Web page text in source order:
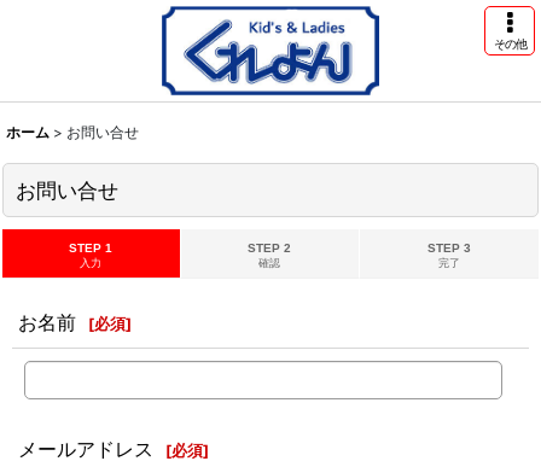
その他
ホーム > お問い合せ
お問い合せ
STEP 1
入力
STEP 2
確認
STEP 3
完了
お名前 [必須]
メールアドレス [必須]